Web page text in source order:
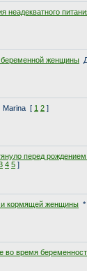
неадекватного
женщины
Marina [ 1 2 ]
перед
4 5 ]
кормящей женщины *
во время